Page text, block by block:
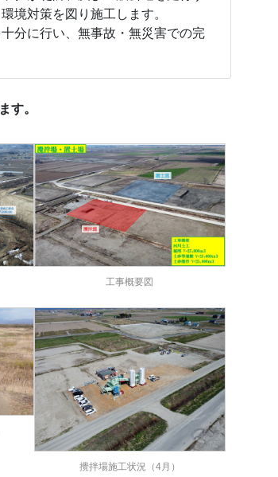
境対策を図り施工します。
分に行い、無事故・無災害での完
す。
工事概要図
攪拌場施工状況（4月）